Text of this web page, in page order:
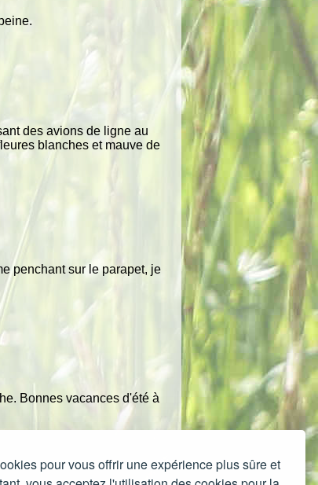
pour vous offrir une expérience plus sûre et
des avions de ligne au
blanches et mauve de
penchant sur le parapet, je
Bonnes vacances d'été à